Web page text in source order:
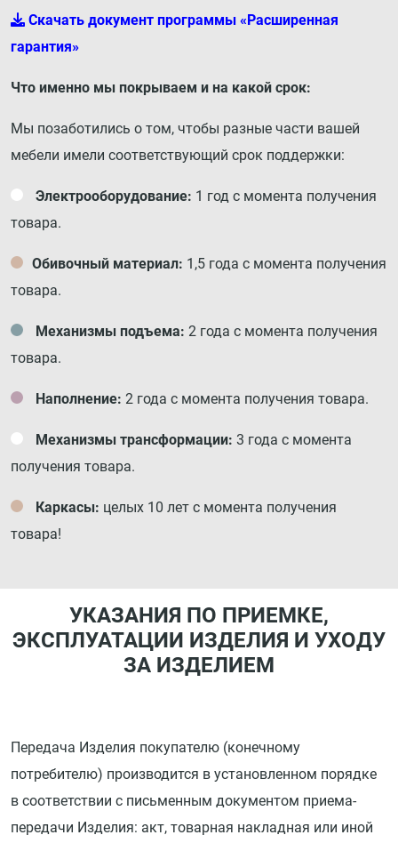
Скачать документ программы «Расширенная
гарантия»
Что именно мы покрываем и на какой срок:
Мы позаботились о том, чтобы разные части вашей
мебели имели соответствующий срок поддержки:
Электрооборудование: 1 год с момента получения
товара.
Обивочный материал: 1,5 года с момента получения
товара.
Механизмы подъема: 2 года с момента получения
товара.
Наполнение: 2 года с момента получения товара.
Механизмы трансформации: 3 года с момента
получения товара.
Каркасы: целых 10 лет с момента получения
товара!
УКАЗАНИЯ ПО ПРИЕМКЕ,
ЭКСПЛУАТАЦИИ ИЗДЕЛИЯ И УХОДУ
ЗА ИЗДЕЛИЕМ
Передача Изделия покупателю (конечному
потребителю) производится в установленном порядке
в соответствии с письменным документом приема-
передачи Изделия: акт, товарная накладная или иной